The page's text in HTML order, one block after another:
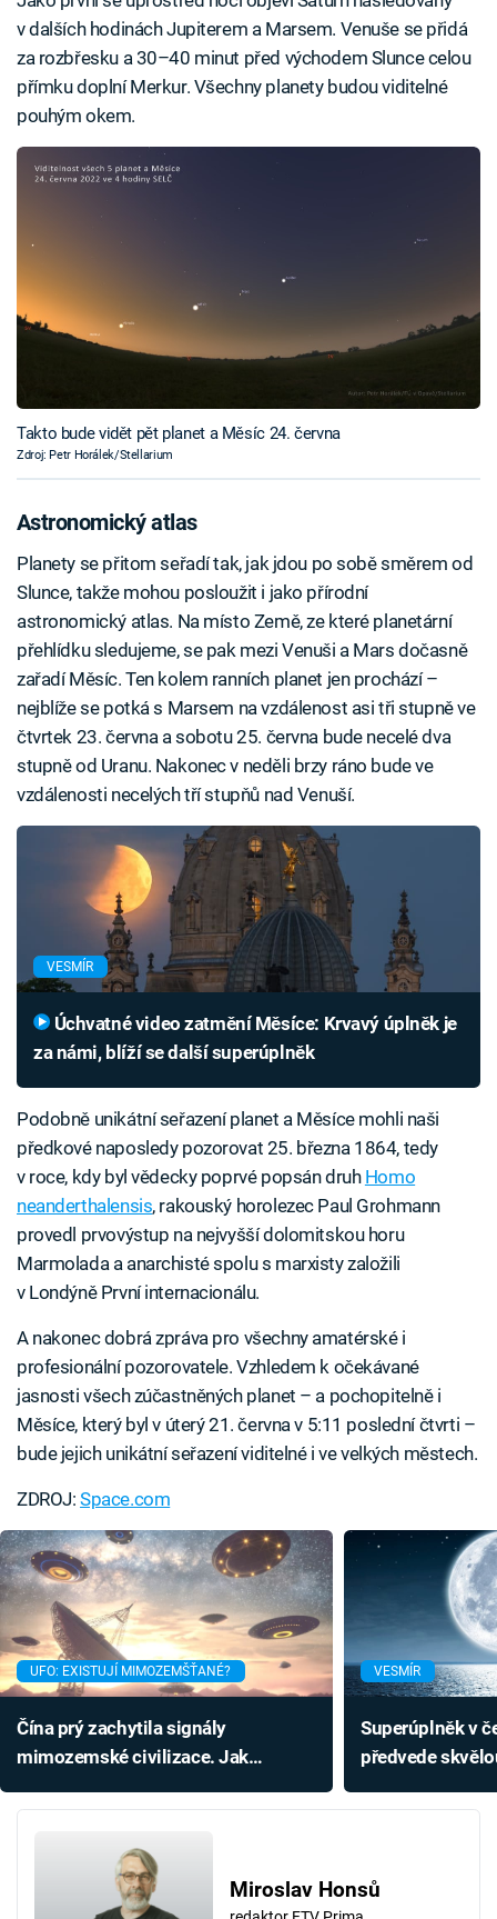
v dalších hodinách Jupiterem a Marsem. Venuše se přidá
za rozbřesku a 30–40 minut před východem Slunce celou
přímku doplní Merkur. Všechny planety budou viditelné
pouhým okem.
Takto bude vidět pět planet a Měsíc 24. června
Zdroj: Petr Horálek/Stellarium
Astronomický atlas
Planety se přitom seřadí tak, jak jdou po sobě směrem od
Slunce, takže mohou posloužit i jako přírodní
astronomický atlas. Na místo Země, ze které planetární
přehlídku sledujeme, se pak mezi Venuši a Mars dočasně
zařadí Měsíc. Ten kolem ranních planet jen prochází –
nejblíže se potká s Marsem na vzdálenost asi tři stupně ve
čtvrtek 23. června a sobotu 25. června bude necelé dva
stupně od Uranu. Nakonec v neděli brzy ráno bude ve
vzdálenosti necelých tří stupňů nad Venuší.
VESMÍR
za námi, blíží se další superúplněk
Podobně unikátní seřazení planet a Měsíce mohli naši
předkové naposledy pozorovat 25. března 1864, tedy
v roce, kdy byl vědecky poprvé popsán druh Homo
neanderthalensis, rakouský horolezec Paul Grohmann
provedl prvovýstup na nejvyšší dolomitskou horu
Marmolada a anarchisté spolu s marxisty založili
v Londýně První internacionálu.
A nakonec dobrá zpráva pro všechny amatérské i
profesionální pozorovatele. Vzhledem k očekávané
jasnosti všech zúčastněných planet – a pochopitelně i
Měsíce, který byl v úterý 21. června v 5:11 poslední čtvrti –
bude jejich unikátní seřazení viditelné i ve velkých městech.
ZDROJ:Space.com
UFO: EXISTUJÍ MIMOZEMŠŤANÉ?
Čína prý zachytila signály
mimozemské civilizace. Jak
VESMÍR
Superúplněk v
předvede
Miroslav Honsů